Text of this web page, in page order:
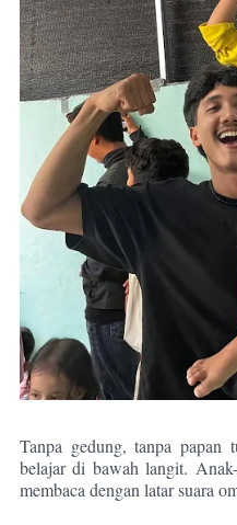
Tanpa gedung, tanpa papan
belajar di bawah langit.
membaca dengan latar suara